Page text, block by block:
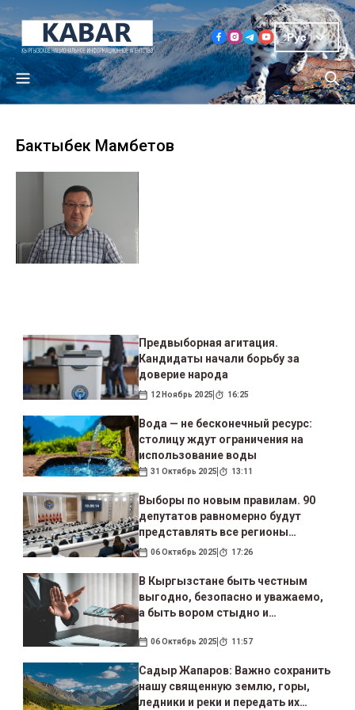
Рус
Бактыбек Мамбетов
Предвыборная агитация.
Кандидаты начали борьбу за
доверие народа
12 Ноябрь 2025 16:25
Вода — не бесконечный ресурс:
столицу ждут ограничения на
использование воды
31 Октябрь 2025 13:11
Выборы по новым правилам. 90
депутатов равномерно будут
представлять все регионы
страны
06 Октябрь 2025 17:26
В Кыргызстане быть честным
выгодно, безопасно и уважаемо,
а быть вором стыдно и
06 Октябрь 2025 11:57
Садыр Жапаров: Важно сохранить
нашу священную землю, горы,
ледники и реки и передать их